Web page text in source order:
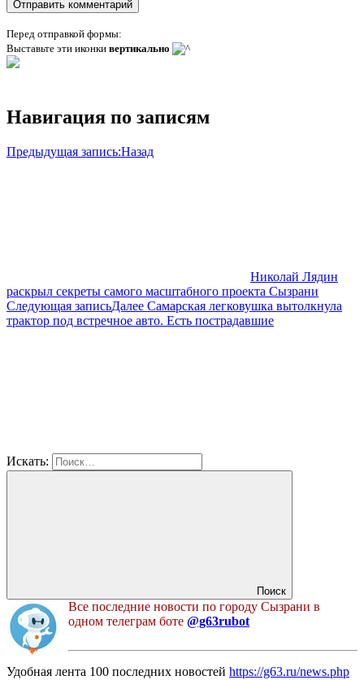
Перед отправкой формы:
Выставьте эти иконки вертикально
Навигация по записям
Предыдущая запись:Назад
Николай Лядин
раскрыл секреты самого масштабного проекта Сызрани
Следующая записьДалее Самарская легковушка вытолкнула
трактор под встречное авто. Есть пострадавшие
Искать:
Поиск
Все последние новости по городу Сызрани в
одном телеграм боте @g63rubot
Удобная лента 100 последних новостей https://g63.ru/news.php